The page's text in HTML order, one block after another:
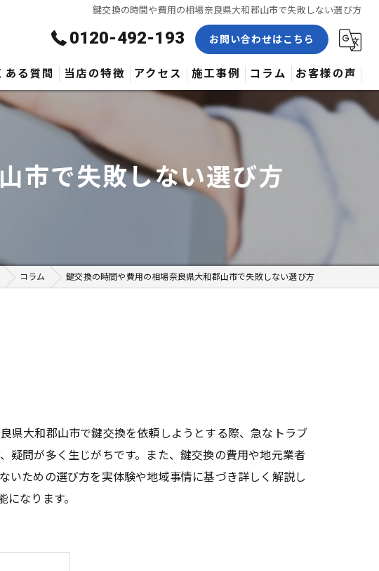
鍵交換の時間や費用の相場奈良県大和郡山市で失敗しない選び方
0120-492-193 お問い合わせはこちら
ある質問 当店の特徴
修理
交換
アクセス 施工事例 コラム お客様の声
市で失敗しない選び方
コラム 鍵交換の時間や費用の相場奈良県大和郡山市で失敗しない選び方
県大和郡山市で鍵交換を依頼しようとする際、急なトラブ
疑問が多く生じがちです。また、鍵交換の費用や地元業者
いための選び方を実体験や地域事情に基づき詳しく解説し
なります。